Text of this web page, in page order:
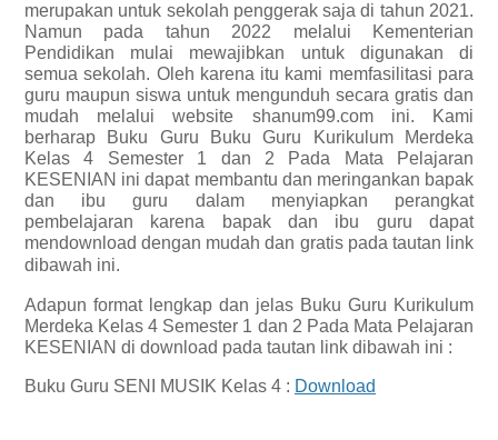
merupakan untuk sekolah penggerak saja di tahun 2021.
Namun pada tahun 2022 melalui Kementerian
Pendidikan mulai mewajibkan untuk digunakan di
semua sekolah. Oleh karena itu kami memfasilitasi para
guru maupun siswa untuk mengunduh secara gratis dan
mudah melalui website shanum99.com ini. Kami
berharap Buku Guru Buku Guru Kurikulum Merdeka
Kelas 4 Semester 1 dan 2 Pada Mata Pelajaran
KESENIAN ini dapat membantu dan meringankan bapak
dan ibu guru dalam menyiapkan perangkat
pembelajaran karena bapak dan ibu guru dapat
mendownload dengan mudah dan gratis pada tautan link
dibawah ini.
Adapun format lengkap dan jelas Buku Guru Kurikulum
Merdeka Kelas 4 Semester 1 dan 2 Pada Mata Pelajaran
KESENIAN di download pada tautan link dibawah ini :
Buku Guru SENI MUSIK Kelas 4 : Download